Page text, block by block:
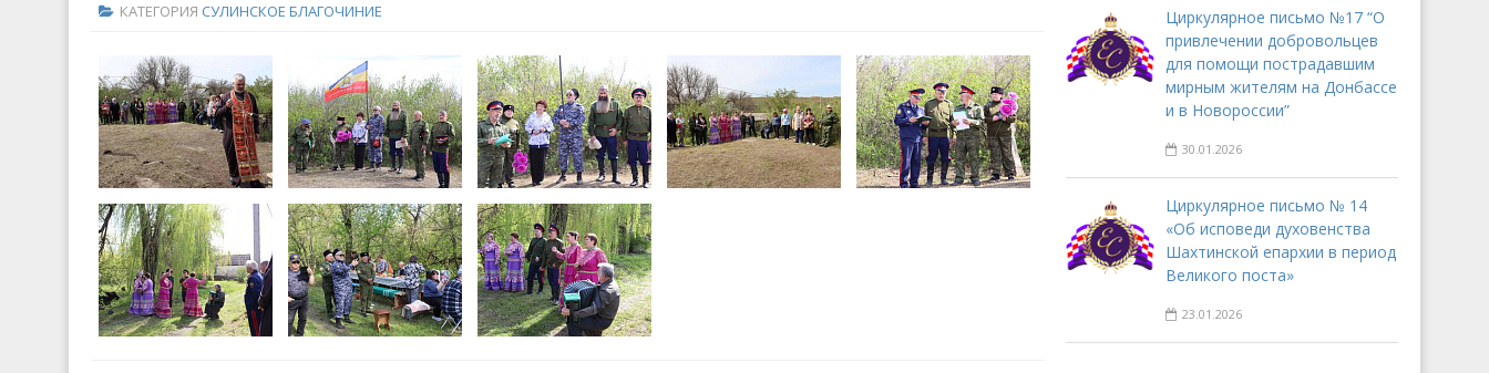
КАТЕГОРИЯ СУЛИНСКОЕ БЛАГОЧИНИЕ
Циркулярное письмо №17 “О
привлечении добровольцев
для помощи пострадавшим
мирным жителям на Донбассе
и в Новороссии”
30.01.2026
Циркулярное письмо № 14
«Об исповеди духовенства
Шахтинской епархии в период
Великого поста»
23.01.2026